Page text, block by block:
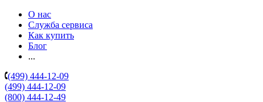
О нас
Служба сервиса
Как купить
Блог
...
(499) 444-12-09
(499) 444-12-09
(800) 444-12-49